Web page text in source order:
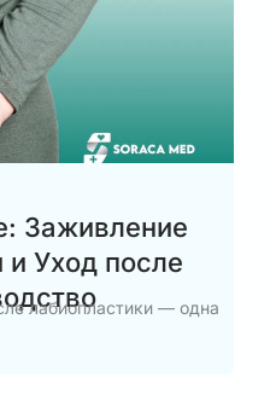
Заживление
Уход после
лабиопластики — одна